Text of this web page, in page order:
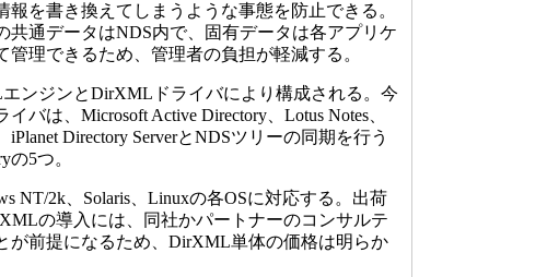
報を書き換えてしまうような事態を防止できる。
共通データはNDS内で、固有データは各アプリケ
管理できるため、管理者の負担が軽減する。
ンジンとDirXMLドライバにより構成される。今
バは、Microsoft Active Directory、Lotus Notes、
iPlanet Directory ServerとNDSツリーの同期を行う
の5つ。
NT/2k、Solaris、Linuxの各OSに対応する。出荷
の導入には、同社かパートナーのコンサルテ
が前提になるため、DirXML単体の価格は明らか